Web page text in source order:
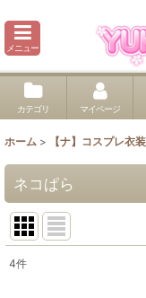
メニュー
カテゴリ マイページ
ホーム > 【ナ】コスプレ衣装
ネコぱら
4件